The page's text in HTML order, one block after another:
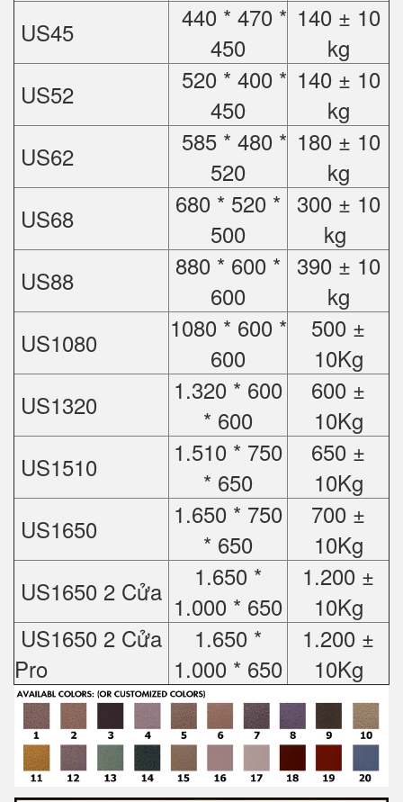
US45
440 * 470 *
450
140 ± 10
kg
US52
520 * 400 *
450
140 ± 10
kg
US62
585 * 480 *
520
180 ± 10
kg
US68
680 * 520 *
500
300 ± 10
kg
US88
880 * 600 *
600
390 ± 10
kg
US1080
1080 * 600 *
600
500 ±
10Kg
US1320
1.320 * 600
* 600
600 ±
10Kg
US1510
1.510 * 750
* 650
650 ±
10Kg
US1650
1.650 * 750
* 650
700 ±
10Kg
US1650 2 Cửa
1.650 *
1.000 * 650
1.200 ±
10Kg
US1650 2 Cửa
Pro
1.650 *
1.000 * 650
1.200 ±
10Kg